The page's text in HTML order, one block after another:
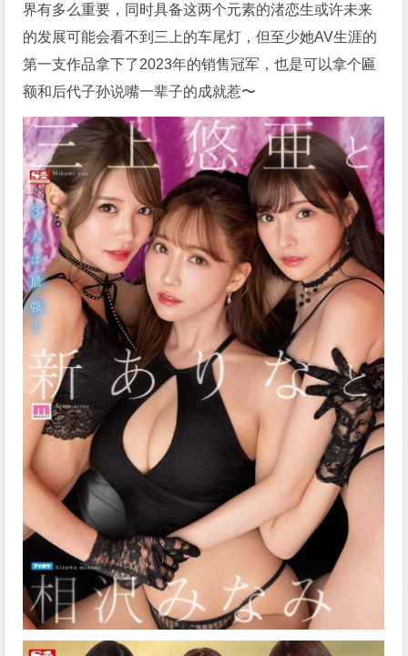
界有多么重要，同时具备这两个元素的渚恋生或许未来
的发展可能会看不到三上的车尾灯，但至少她AV生涯的
第一支作品拿下了2023年的销售冠军，也是可以拿个匾
额和后代子孙说嘴一辈子的成就惹〜